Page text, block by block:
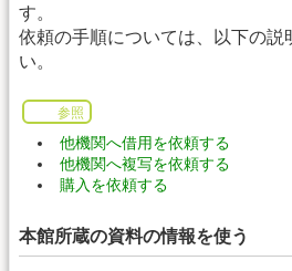
す。
依頼の手順については、以下の説
い。
参照
他機関へ借用を依頼する
他機関へ複写を依頼する
購入を依頼する
本館所蔵の資料の情報を使う